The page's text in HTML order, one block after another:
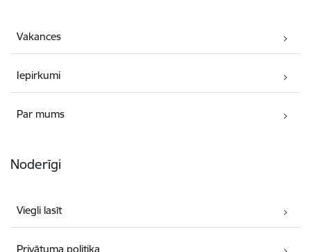
Vakances
Iepirkumi
Par mums
Noderīgi
Viegli lasīt
Privātuma politika